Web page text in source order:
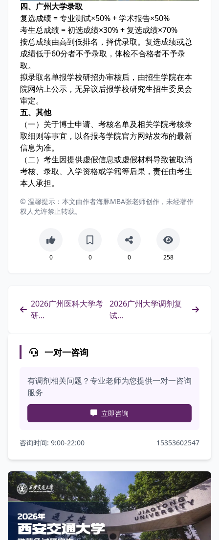
四、广州大学录取
复选成绩 = 专业测试×50% + 学术报告×50%
考生总成绩 = 初选成绩×30% + 复选成绩×70%
按总成绩由高到低排名，择优录取。复选成绩或总
成绩低于60分者不予录取，体检不合格者不予录
取。
拟录取名单报学校研招办审核后，由招生学院在本
院网站上公示，无异议后报学校研究生招生委员会
审定。
五、其他
（一）关于博士申请、考核名单及相关学院考核录
取细则等事宜，以各报考学院官方网站发布的最新
信息为准。
（二）考生因提供虚假信息或虚假材料导致被取消
考核、录取、入学资格或学籍等后果，责任由考生
本人承担。
© 温馨提示：本文由作者海豚MBA张老师创作，未经著作
权人允许禁止转载。
0 0 0 258
2026广州医科大学考
研...
2026广州大学调剂复
试...
一对一咨询
有调剂相关问题？专业老师为您提供一对一咨询
服务
立即咨询
咨询时间: 9:00-22:00 15353602547